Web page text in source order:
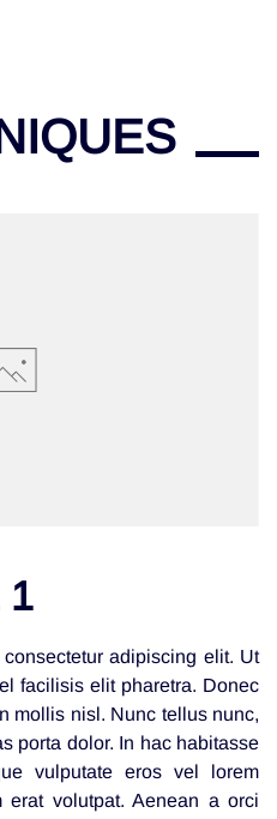
1
adipiscing elit. Ut
facilisis elit pharetra. Donec
mollis nisl. Nunc tellus nunc,
porta dolor. In hac habitasse
vulputate eros vel lorem
erat volutpat. Aenean a orci